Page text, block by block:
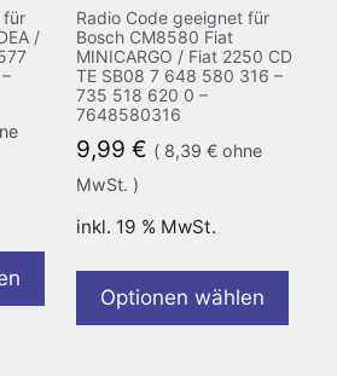
für
/
Radio Code geeignet für
Bosch CM8580 Fiat
MINICARGO / Fiat 2250 CD
TE SB08 7 648 580 316 –
735 518 620 0 –
7648580316
9,99 € ( 8,39 €ohne
MwSt. )
inkl. 19 % MwSt.
Optionen wählen